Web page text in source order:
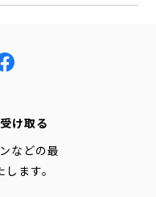
け取る
などの最
ます。